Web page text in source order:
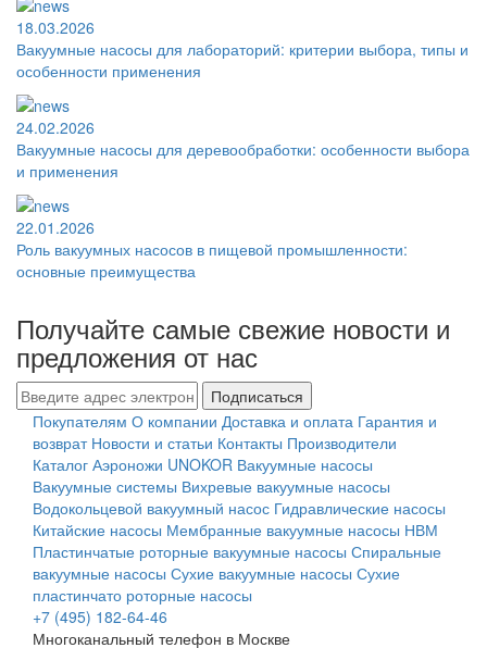
18.03.2026
Вакуумные насосы для лабораторий: критерии выбора, типы и
особенности применения
24.02.2026
Вакуумные насосы для деревообработки: особенности выбора
и применения
22.01.2026
Роль вакуумных насосов в пищевой промышленности:
основные преимущества
Получайте самые свежие новости и
предложения от нас
Подписаться
Покупателям О компании Доставка и оплата Гарантия и
возврат Новости и статьи Контакты Производители
Каталог Аэроножи UNOKOR Вакуумные насосы
Вакуумные системы Вихревые вакуумные насосы
Водокольцевой вакуумный насос Гидравлические насосы
Китайские насосы Мембранные вакуумные насосы НВМ
Пластинчатые роторные вакуумные насосы Спиральные
вакуумные насосы Сухие вакуумные насосы Сухие
пластинчато роторные насосы
+7 (495) 182-64-46
Многоканальный телефон в Москве